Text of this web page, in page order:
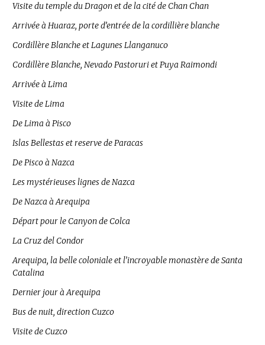
Visite du temple du Dragon et de la cité de Chan Chan
Arrivée à Huaraz, porte d’entrée de la cordillière blanche
Cordillère Blanche et Lagunes Llanganuco
Cordillère Blanche, Nevado Pastoruri et Puya Raimondi
Arrivée à Lima
Visite de Lima
De Lima à Pisco
Islas Bellestas et reserve de Paracas
De Pisco à Nazca
Les mystérieuses lignes de Nazca
De Nazca à Arequipa
Départ pour le Canyon de Colca
La Cruz del Condor
Arequipa, la belle coloniale et l’incroyable monastère de Santa
Catalina
Dernier jour à Arequipa
Bus de nuit, direction Cuzco
Visite de Cuzco